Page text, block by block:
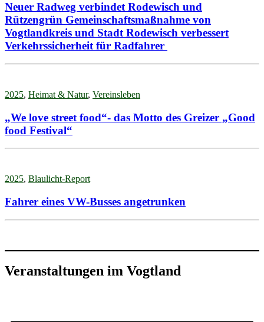
Neuer Radweg verbindet Rodewisch und
Rützengrün Gemeinschaftsmaßnahme von
Vogtlandkreis und Stadt Rodewisch verbessert
Verkehrssicherheit für Radfahrer
2025, Heimat & Natur, Vereinsleben
„We love street food“- das Motto des Greizer „Good
food Festival“
2025, Blaulicht-Report
Fahrer eines VW-Busses angetrunken
Veranstaltungen im Vogtland